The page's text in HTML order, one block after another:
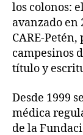
los colonos:
avanzado en
CARE-
campesinos
título y
Desde 1999
médica
de la